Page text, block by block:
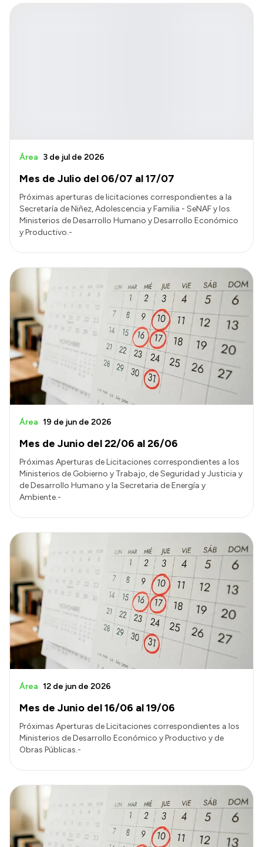
Mes de Julio del 06/07 al 17/07
Área 3 de jul de 2026
Próximas aperturas de licitaciones correspondientes a la
Secretaría de Niñez, Adolescencia y Familia - SeNAF y los
Ministerios de Desarrollo Humano y Desarrollo Económico
y Productivo.-
Mes de Junio del 22/06 al 26/06
Área 19 de jun de 2026
Próximas Aperturas de Licitaciones correspondientes a los
Ministerios de Gobierno y Trabajo, de Seguridad y Justicia y
de Desarrollo Humano y la Secretaria de Energía y
Ambiente.-
Mes de Junio del 16/06 al 19/06
Área 12 de jun de 2026
Próximas Aperturas de Licitaciones correspondientes a los
Ministerios de Desarrollo Económico y Productivo y de
Obras Públicas.-